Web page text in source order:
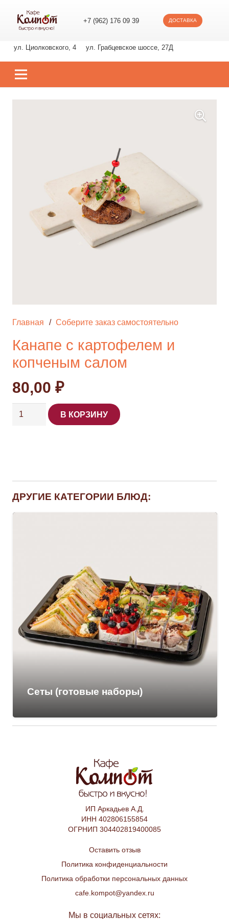
+7 (962) 176 09 39 ДОСТАВКА
ул. Циолковского, 4 ул. Грабцевское шоссе, 27Д
Главная / Соберите заказ самостоятельно
Канапе с картофелем и
копченым салом
80,00 ₽
Количество
копченым
В КОРЗИНУ
ДРУГИЕ КАТЕГОРИИ БЛЮД:
Сеты (готовые наборы)
ИП Аркадьев А.Д.
ИНН 402806155854
ОГРНИП 304402819400085
Оставить отзыв
Политика конфиденциальности
Политика обработки персональных данных
cafe.kompot@yandex.ru
Мы в социальных сетях: